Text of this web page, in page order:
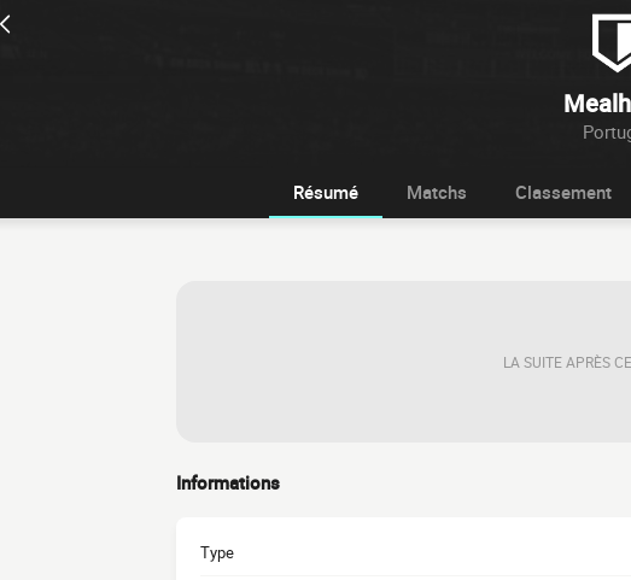
Résumé Matchs Classement
LA SUITE APRÈS
Informations
Type